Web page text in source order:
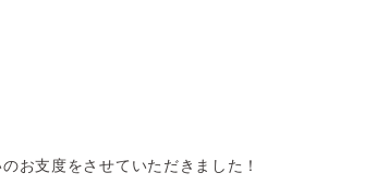
お支度をさせていただきました！